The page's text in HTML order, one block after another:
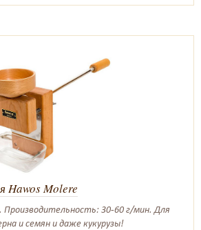
Hawos Molere
30-60 г/мин. Для
и семян и даже кукурузы!